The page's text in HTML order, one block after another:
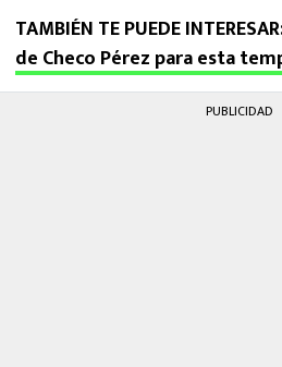
TAMBIÉN TE PUEDE
de Checo Pérez para esta
PUBLICIDAD